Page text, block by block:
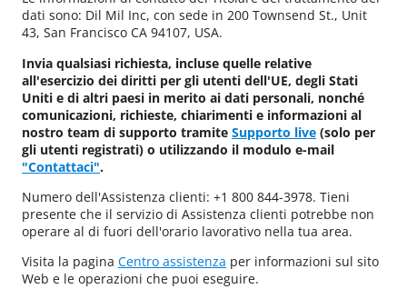
dati sono: Dil Mil Inc, con sede in 200 Townsend St., Unit
43, San Francisco CA 94107, USA.
Invia qualsiasi richiesta, incluse quelle relative
all'esercizio dei diritti per gli utenti dell'UE, degli Stati
Uniti e di altri paesi in merito ai dati personali, nonché
comunicazioni, richieste, chiarimenti e informazioni al
nostro team di supporto tramite Supporto live (solo per
gli utenti registrati) o utilizzando il modulo e-mail
"Contattaci".
Numero dell'Assistenza clienti: +1 800 844-3978. Tieni
presente che il servizio di Assistenza clienti potrebbe non
operare al di fuori dell'orario lavorativo nella tua area.
Visita la pagina Centro assistenza per informazioni sul sito
Web e le operazioni che puoi eseguire.